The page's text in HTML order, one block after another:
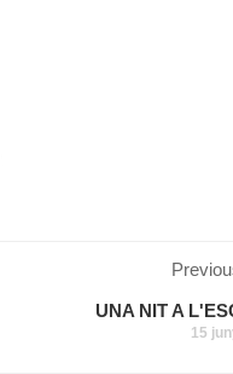
UNA NIT A
15